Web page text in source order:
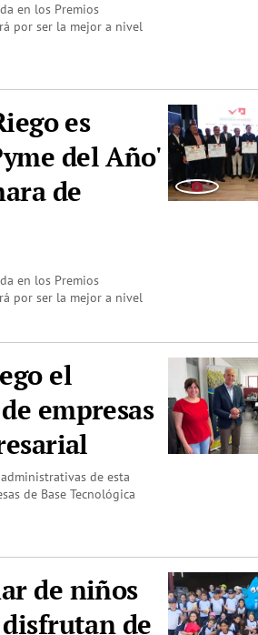
en los Premios
por ser la mejor a nivel
es
del Año'
de
en los Premios
por ser la mejor a nivel
el
empresas
de esta
de Base Tecnológica
de niños
de